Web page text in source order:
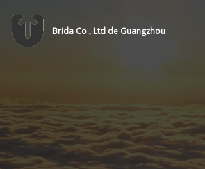
Brida Co., Ltd de Guangzhou